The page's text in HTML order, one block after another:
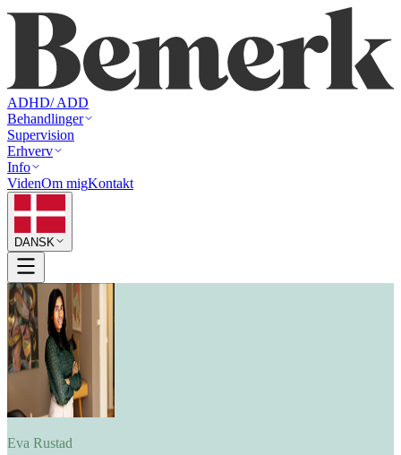
ADHD/ ADD
Behandlinger
Supervision
Erhverv
Info
VidenOm migKontakt
DANSK
Eva Rustad